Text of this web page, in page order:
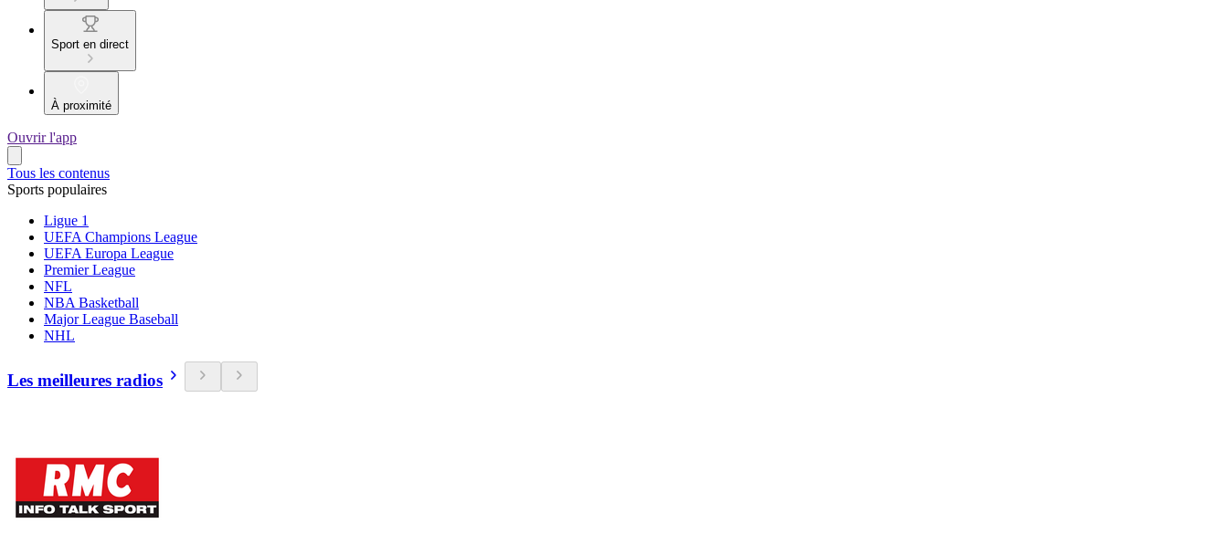
Sport en direct
À proximité
Ouvrir l'app
Tous les contenus
Sports populaires
Ligue 1
UEFA Champions League
UEFA Europa League
Premier League
NFL
NBA Basketball
Major League Baseball
NHL
Les meilleures radios